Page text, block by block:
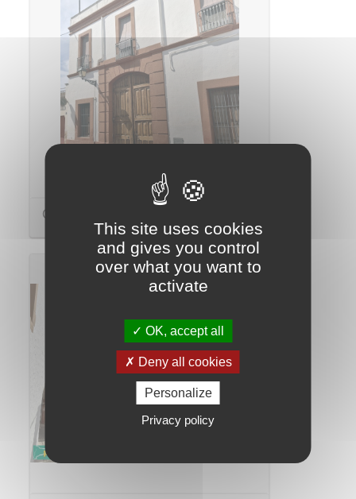
Casa dels masovers de Can Roig
This site uses cookies
and gives you control
over what you want to
activate
OK, accept all
Deny all cookies
Personalize
Privacy policy